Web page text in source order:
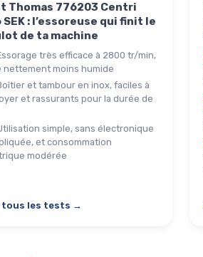
Thomas 776203 Centri
SEK : l’essoreuse qui finit le
de ta machine
très efficace à 2800 tr/min,
nettement moins humide
et tambour en inox, faciles à
et rassurants pour la durée de
simple, sans électronique
et consommation
modérée
tous les tests →